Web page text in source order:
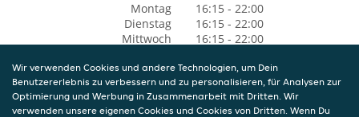
Montag
16:15 - 22:00
Dienstag
16:15 - 22:00
Mittwoch
16:15 - 22:00
Freitag
16:15 - 22:00
Samstag
16:15 - 22:00
Sonntag
12:00 - 22:00
Wir verwenden Cookies und andere Technologien, um Dein
Benutzererlebnis zu verbessern und zu personalisieren, für Analysen zur
Optimierung und Werbung in Zusammenarbeit mit Dritten. Wir
verwenden unsere eigenen Cookies und Cookies von Dritten. Wenn Du